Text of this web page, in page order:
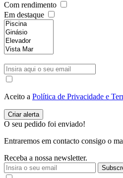
Com rendimento
Em destaque
Aceito a Política de Privacidade e
O seu pedido foi enviado!
Entraremos em contacto consigo o
Receba a nossa newsletter.